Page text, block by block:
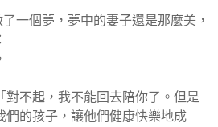
一個夢，夢中的妻子還是那麼美，
對不起，我不能回去陪你了。但是
們的孩子，讓他們健康快樂地成